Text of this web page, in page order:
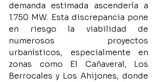
demanda estimada ascendería a
1.750 MW. Esta discrepancia pone
en riesgo la viabilidad de
numerosos proyectos
urbanísticos, especialmente en
zonas como El Cañaveral, Los
Berrocales y Los Ahijones, donde